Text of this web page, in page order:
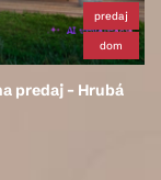
predaj
dom
predaj – Hrubá